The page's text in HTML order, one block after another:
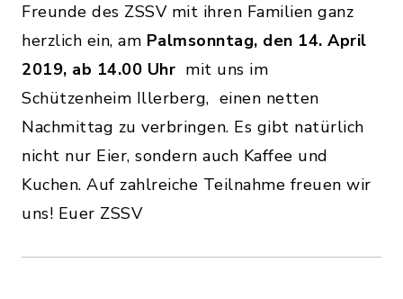
Freunde des ZSSV mit ihren Familien ganz
herzlich ein, am Palmsonntag, den 14. April
2019, ab 14.00 Uhr mit uns im
Schützenheim Illerberg, einen netten
Nachmittag zu verbringen. Es gibt natürlich
nicht nur Eier, sondern auch Kaffee und
Kuchen. Auf zahlreiche Teilnahme freuen wir
uns! Euer ZSSV